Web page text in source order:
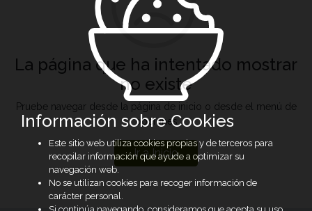
La página que ha intentado mostrar
no existe
Pruebe navegar desde la página de inicio o desde el menú de
opciones
Ir a Inicio
Información sobre Cookies
Este sitio web utiliza cookies propias y de terceros para
recopilar información que ayude a optimizar su
navegación web.
No se utilizan cookies para recoger información de
carácter personal.